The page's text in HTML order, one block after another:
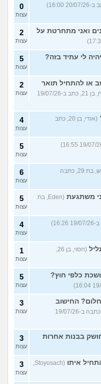
0
עצות
ואני מתחרטת על
2
עצות
5
עצות
או להתחיל תואר
(מדמח, בן 21, כתב ב-19/07/26
2
עצות
(אודי, בן 20, כתב
4
עצות
5
עצות
(היוש, בת 29, כתבה
6
עצות
משתגעת
(Eden, בת
5
עצות
4
עצות
1
עצות
כלפי חוץ? 5
עצות
החישוב
(ירין, בת 19, כתבה ב-19/07/26
3
עצות
בבנות אחרות 3
עצות
איתו 3
עצות